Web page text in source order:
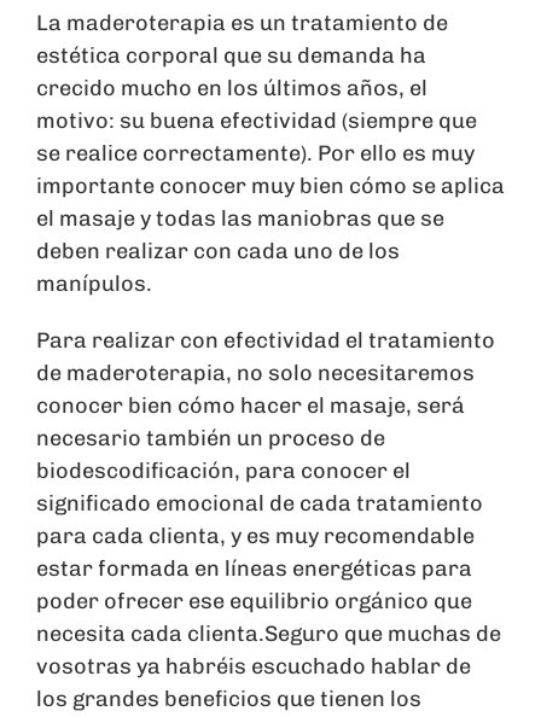
La maderoterapia es un tratamiento de
estética corporal que su demanda ha
crecido mucho en los últimos años, el
motivo: su buena efectividad (siempre que
se realice correctamente). Por ello es muy
importante conocer muy bien cómo se aplica
el masaje y todas las maniobras que se
deben realizar con cada uno de los
manípulos.
Para realizar con efectividad el tratamiento
de maderoterapia, no solo necesitaremos
conocer bien cómo hacer el masaje, será
necesario también un proceso de
biodescodificación, para conocer el
significado emocional de cada tratamiento
para cada clienta, y es muy recomendable
estar formada en líneas energéticas para
poder ofrecer ese equilibrio orgánico que
necesita cada clienta.Seguro que muchas de
vosotras ya habréis escuchado hablar de
los grandes beneficios que tienen los